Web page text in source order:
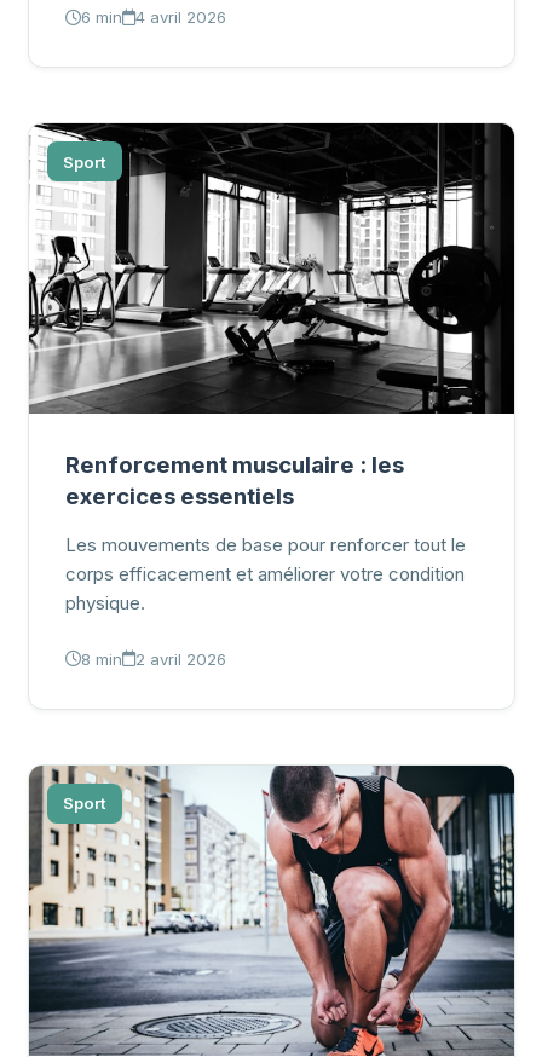
6 min 4 avril 2026
Sport
Renforcement musculaire : les
exercices essentiels
Les mouvements de base pour renforcer tout le
corps efficacement et améliorer votre condition
physique.
8 min 2 avril 2026
Sport